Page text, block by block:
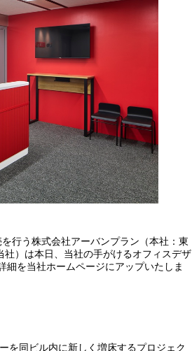
行う株式会社アーバンプラン（本社：東
）は本日、当社の手がけるオフィスデザ
を当社ホームページにアップいたしま
を同ビル内に新しく増床するプロジェク